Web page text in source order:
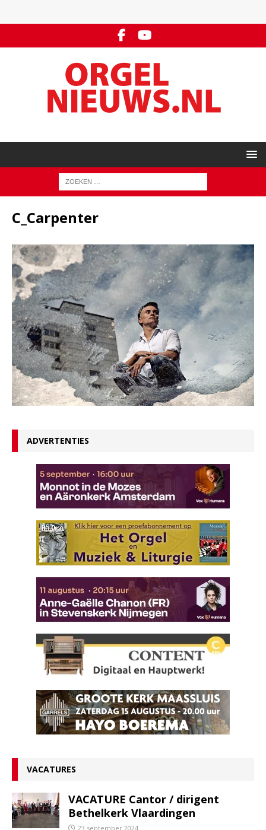
C_Carpenter
ADVERTENTIES
VACATURES
VACATURE Cantor / dirigent
Bethelkerk Vlaardingen
23 september 2024